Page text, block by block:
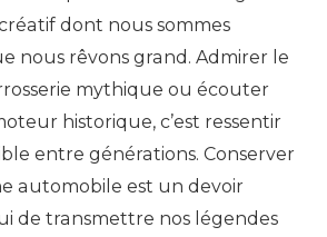
dont nous sommes
nous rêvons grand. Admirer le
mythique ou écouter
historique, c’est ressentir
entre générations. Conserver
automobile est un devoir
de transmettre nos légendes